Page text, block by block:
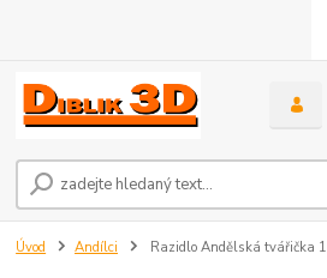
Úvod Andílci Razidlo Andělská tvářička 1